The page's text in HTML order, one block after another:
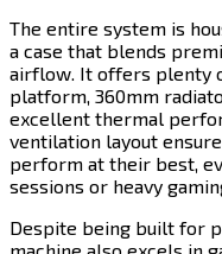
The entire system is
a case that blends
airflow. It offers plenty
platform, 360mm
excellent thermal
ventilation layout
perform at their best,
sessions or heavy gaming.​​​​‌
Despite being built for